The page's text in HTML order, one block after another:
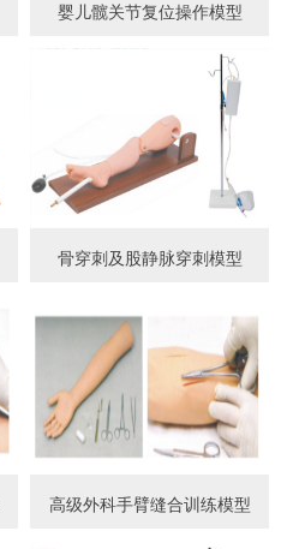
婴儿髋关节复位操作模型
骨穿刺及股静脉穿刺模型
高级外科手臂缝合训练模型